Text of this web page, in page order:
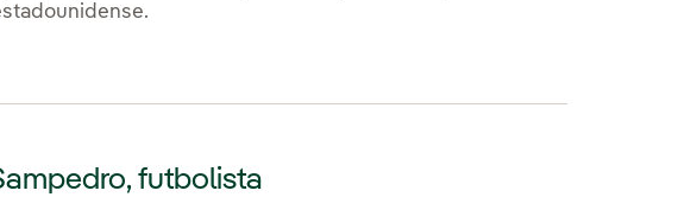
futbolista